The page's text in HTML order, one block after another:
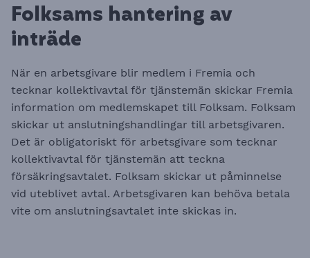
Folksams hantering av
inträde
När en arbetsgivare blir medlem i Fremia och
tecknar kollektivavtal för tjänstemän skickar Fremia
information om medlemskapet till Folksam. Folksam
skickar ut anslutningshandlingar till arbetsgivaren.
Det är obligatoriskt för arbetsgivare som tecknar
kollektivavtal för tjänstemän att teckna
försäkringsavtalet. Folksam skickar ut påminnelse
vid uteblivet avtal. Arbetsgivaren kan behöva betala
vite om anslutningsavtalet inte skickas in.